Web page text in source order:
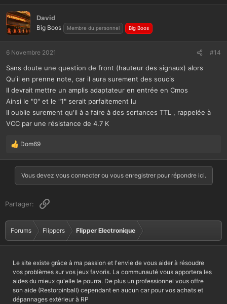
s
r
é
a
c
t
o
n
David
Big Boos Membre du personnel Big Boos
6 Novembre 2021 #14
Sans doute une question de front (hauteur des signaux) alors
Qu'il en prenne note, car il aura surement des soucis
Il devrait mettre un amplis adaptateur en entrée en Cmos
Ainsi le "0" et le "1" serait parfaitement lu
Il oublie surement qu'il à a faire à des sortances TTL , rappelée à
VCC par une résistance de 4.7 K
L
c
i
o
n
Dom69
Vous devez vous connecter ou vous enregistrer pour répondre ici.
Partager: Lien
Forums Flippers Flipper Electronique
Le site existe grâce à ma passion et l'envie de vous aider à résoudre
vos problèmes sur vos jeux favoris. La communauté vous apportera les
aides du mieux qu'elle le pourra. De plus un professionnel vous offre
son aide (Restorpinball) cependant en aucun car pour vos achats et
dépannages extérieur à RP